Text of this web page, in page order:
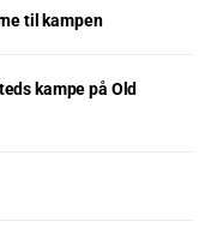
til kampen
kampe på Old